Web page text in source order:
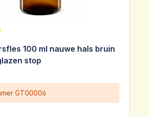
waardering van 5 van 5 sterren
100 ml nauwe hals bruin
stop
GT00006